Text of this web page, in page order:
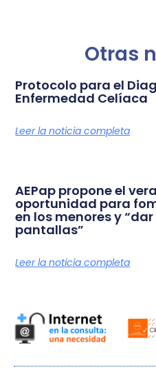
Otras
Protocolo para el
Enfermedad Celíaca
Leer la noticia completa
AEPap propone el
oportunidad para
en los menores y
pantallas”
Leer la noticia completa